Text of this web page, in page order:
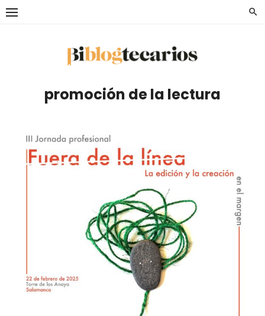
Saltar
promoción de la lectura